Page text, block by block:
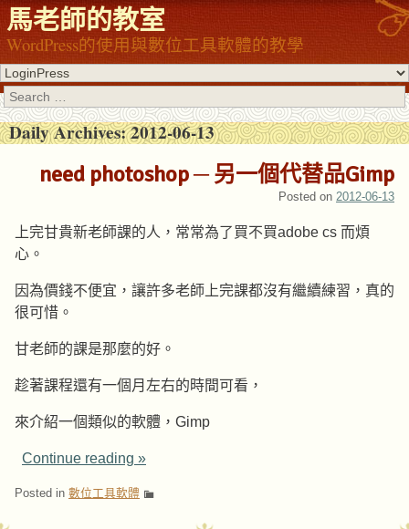
馬老師的教室
WordPress的使用與數位工具軟體的教學
Search
Daily Archives:2012-06-13
need photoshop ─ 另一個代替品Gimp
Posted on 2012-06-13
上完甘貴新老師課的人，常常為了買不買adobe cs 而煩
心。
因為價錢不便宜，讓許多老師上完課都沒有繼續練習，真的
很可惜。
甘老師的課是那麼的好。
趁著課程還有一個月左右的時間可看，
來介紹一個類似的軟體，Gimp
Continue reading »
Posted in 數位工具軟體